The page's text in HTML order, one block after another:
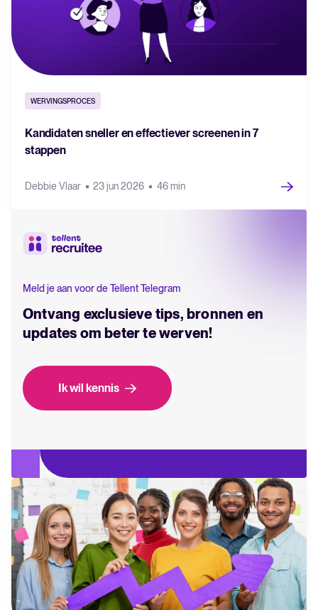
WERVINGSPROCES
Kandidaten sneller en effectiever screenen in 7
stappen
Debbie Vlaar 23 jun 2026 46 min
Meld je aan voor de Tellent Telegram
Ontvang exclusieve tips, bronnen en
updates om beter te werven!
Ik wil kennis